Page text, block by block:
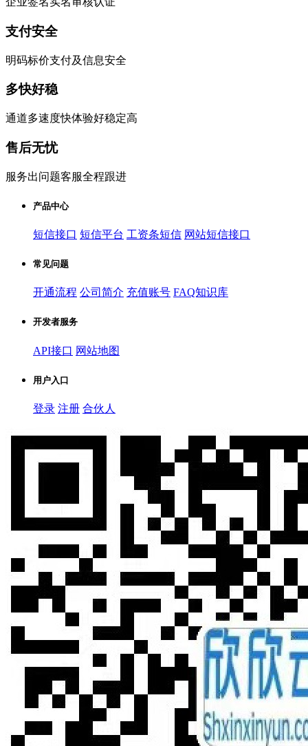
支付安全
明码标价支付及信息安全
多快好稳
通道多速度快体验好稳定高
售后无忧
服务出问题客服全程跟进
产品中心
短信接口 短信平台 工资条短信 网站短信接口
常见问题
开通流程 公司简介 充值账号 FAQ知识库
开发者服务
API接口 网站地图
用户入口
登录 注册 合伙人